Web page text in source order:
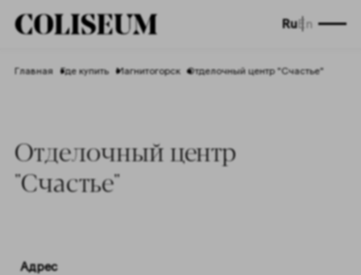
RuEn
Главная Где купить Магнитогорск Отделочный центр "Счастье"
Отделочный центр
"Счастье"
Адрес